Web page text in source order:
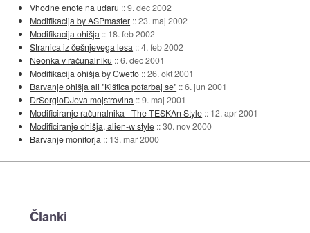
Vhodne enote na udaru ::9. dec 2002
Modifikacija by ASPmaster ::23. maj 2002
Modifikacija ohišja :: 18. feb 2002
Stranica iz češnjevega lesa ::4. feb 2002
Neonka v računalniku ::6. dec 2001
Modifikacija ohišja by Cwetto ::26. okt 2001
Barvanje ohišja ali "Kištica pofarbaj se" ::6. jun 2001
DrSergioDJeva mojstrovina ::9. maj 2001
Modificiranje računalnika - The TESKAn Style :: 12. apr 2001
Modificiranje ohišja, alien-w style ::30. nov 2000
Barvanje monitorja :: 13. mar 2000
Članki